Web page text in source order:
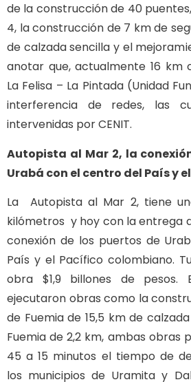
de la construcción de 40
4, la construcción de 7 km de
de calzada sencilla y el
anotar que, actualmente 16 km
La Felisa – La Pintada (Unidad
interferencia de redes, las
intervenidas por CENIT.
Autopista al Mar 2, la
Urabá con el centro del País y
La Autopista al Mar 2, tiene
kilómetros y hoy con la entrega
conexión de los puertos de
País y el Pacífico colombiano.
obra $1,9 billones de
ejecutaron obras como la
de Fuemia de 15,5 km de
Fuemia de 2,2 km, ambas obras
45 a 15 minutos el tiempo de
los municipios de Uramita y